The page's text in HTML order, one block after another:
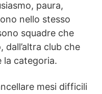
paura,
nello stesso
squadre che
dall’altra club che
la categoria.
mesi difficili